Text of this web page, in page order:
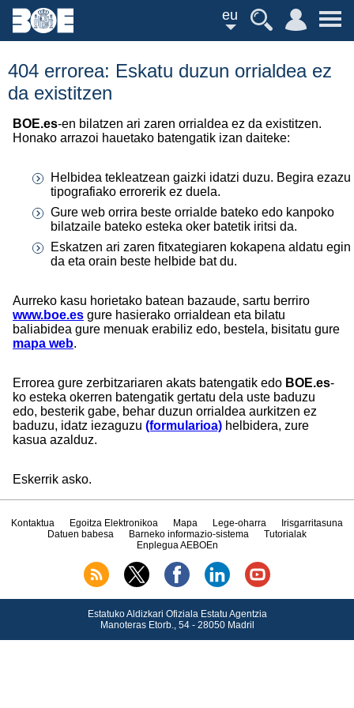
eu
404 errorea: Eskatu duzun orrialdea ez
da existitzen
BOE.es-en bilatzen ari zaren orrialdea ez da existitzen.
Honako arrazoi hauetako batengatik izan daiteke:
Helbidea tekleatzean gaizki idatzi duzu. Begira ezazu
tipografiako errorerik ez duela.
Gure web orrira beste orrialde bateko edo kanpoko
bilatzaile bateko esteka oker batetik iritsi da.
Eskatzen ari zaren fitxategiaren kokapena aldatu egin
da eta orain beste helbide bat du.
Aurreko kasu horietako batean bazaude, sartu berriro
www.boe.es gure hasierako orrialdean eta bilatu
baliabidea gure menuak erabiliz edo, bestela, bisitatu gure
mapa web.
Errorea gure zerbitzariaren akats batengatik edo BOE.es-
ko esteka okerren batengatik gertatu dela uste baduzu
edo, besterik gabe, behar duzun orrialdea aurkitzen ez
baduzu, idatz iezaguzu (formularioa) helbidera, zure
kasua azalduz.
Eskerrik asko.
Kontaktua Egoitza Elektronikoa Mapa Lege-oharra
Irisgarritasuna
Datuen babesa
Barneko informazio-sistema
Tutorialak
Enplegua AEBOEn
Estatuko Aldizkari Ofiziala Estatu Agentzia
Manoteras Etorb., 54 - 28050 Madril